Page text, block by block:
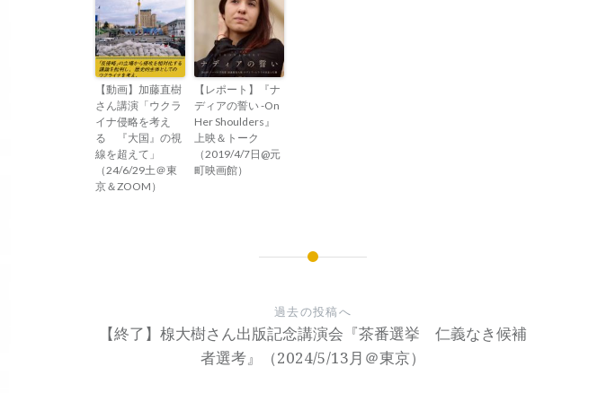
【動画】加藤直樹
さん講演「ウクラ
イナ侵略を考え
る 『大国』の視
線を超えて」
（24/6/29土＠東
京＆ZOOM）
【レポート】『ナ
ディアの誓い -On
Her Shoulders』
上映＆トーク
（2019/4/7日@元
町映画館）
過去の投稿へ
【終了】楾大樹さん出版記念講演会『茶番選挙 仁義なき候補
者選考』（2024/5/13月＠東京）